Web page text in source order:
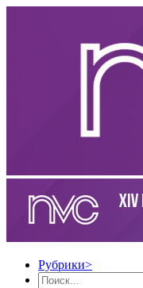
Рубрики>